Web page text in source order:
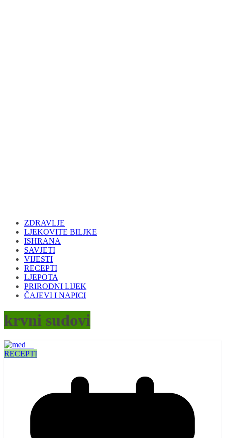
ZDRAVLJE
LJEKOVITE BILJKE
ISHRANA
SAVJETI
VIJESTI
RECEPTI
LJEPOTA
PRIRODNI LIJEK
ČAJEVI I NAPICI
krvni sudovi
RECEPTI